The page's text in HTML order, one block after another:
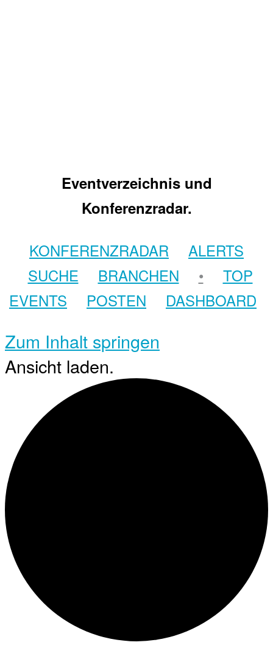
Eventverzeichnis und
Konferenzradar.
KONFERENZRADAR
ALERTS
SUCHE
BRANCHEN •
TOP
EVENTS
POSTEN DASHBOARD
Zum Inhalt springen
Ansicht laden.